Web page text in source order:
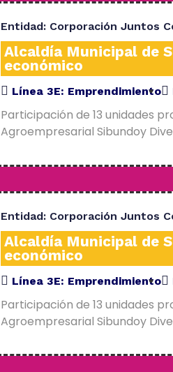
Entidad: Corporación Juntos
Alcaldía Municipal de
económico
Línea 3E: Emprendimiento
Participación de 13 unidades
Agroempresarial Sibundoy
Entidad: Corporación Juntos
Alcaldía Municipal de
económico
Línea 3E: Emprendimiento
Participación de 13 unidades
Agroempresarial Sibundoy